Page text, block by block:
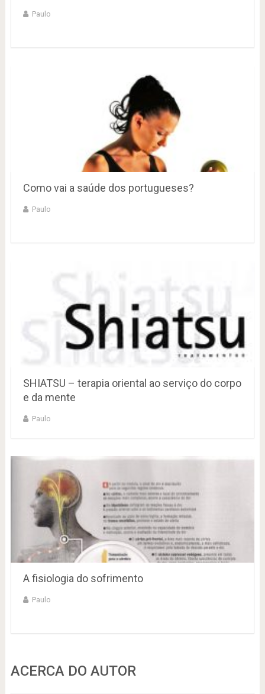
Paulo
Como vai a saúde dos portugueses?
Paulo
SHIATSU – terapia oriental ao serviço do corpo
e da mente
Paulo
A fisiologia do sofrimento
Paulo
ACERCA DO AUTOR